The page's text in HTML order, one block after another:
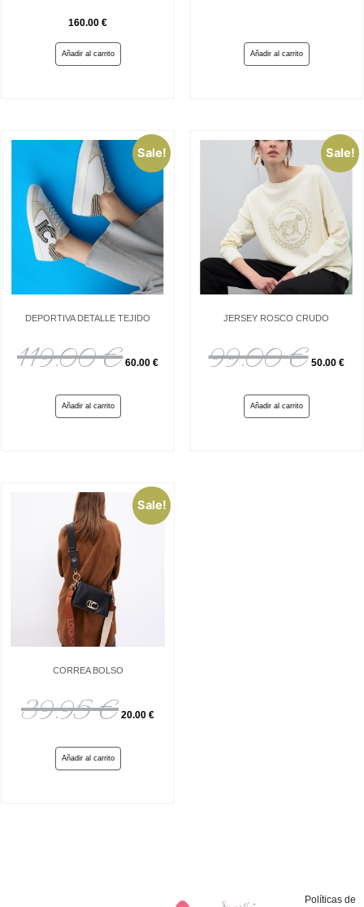
160.00 €
Añadir al carrito Añadir al carrito
Sale!
DEPORTIVA DETALLE TEJIDO
119.00€ 60.00 €
Añadir al carrito
Sale!
JERSEY ROSCO CRUDO
99.00€ 50.00 €
Añadir al carrito
Sale!
CORREA BOLSO
39.95€ 20.00 €
Añadir al carrito
Políticas de